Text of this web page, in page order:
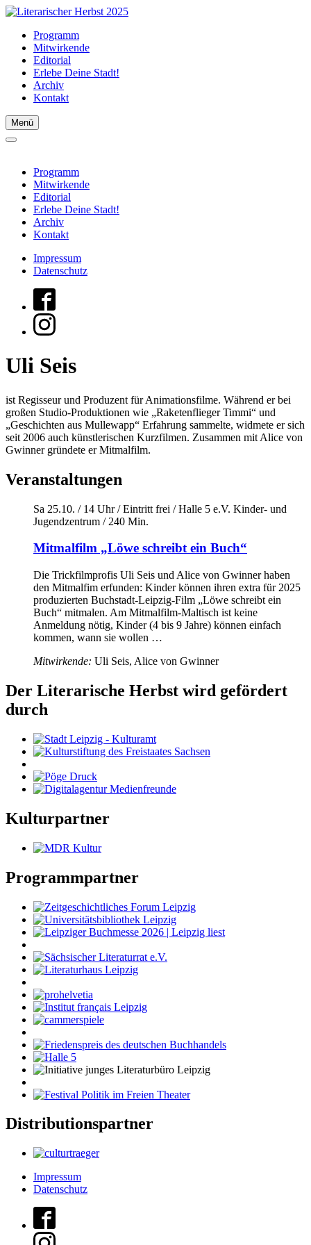
Programm
Mitwirkende
Editorial
Erlebe Deine Stadt!
Archiv
Kontakt
Menü
Programm
Mitwirkende
Editorial
Erlebe Deine Stadt!
Archiv
Kontakt
Impressum
Datenschutz
Uli Seis
ist Regisseur und Produzent für Animationsfilme. Während er bei
großen Studio-Produktionen wie „Raketenflieger Timmi“ und
„Geschichten aus Mullewapp“ Erfahrung sammelte, widmete er sich
seit 2006 auch künstlerischen Kurzfilmen. Zusammen mit Alice von
Gwinner gründete er Mitmalfilm.
Veranstaltungen
Sa 25.10. / 14 Uhr/Eintritt frei /Halle 5 e.V. Kinder- und
Jugendzentrum / 240 Min.
Mitmalfilm „Löwe schreibt ein Buch“
Die Trickfilmprofis Uli Seis und Alice von Gwinner haben
den Mitmalfim erfunden: Kinder können ihren extra für 2025
produzierten Buchstadt-Leipzig-Film „Löwe schreibt ein
Buch“ mitmalen. Am Mitmalfilm-Maltisch ist keine
Anmeldung nötig, Kinder (4 bis 9 Jahre) können einfach
kommen, wann sie wollen …
Mitwirkende: Uli Seis, Alice von Gwinner
Der Literarische Herbst wird gefördert
durch
Kulturpartner
Programmpartner
Distributionspartner
Impressum
Datenschutz